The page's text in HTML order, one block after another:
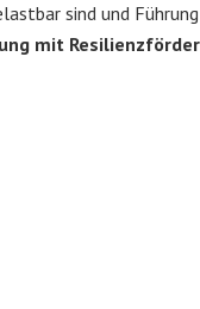
sind und
mit